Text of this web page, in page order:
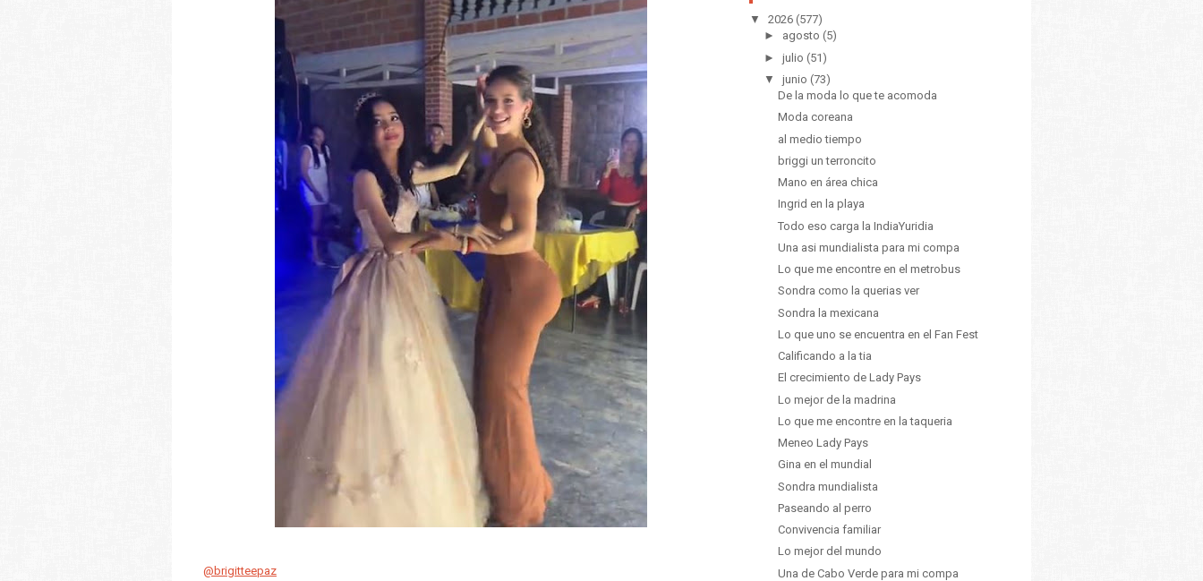
@brigitteepaz
▼ 2026 (577)
► agosto (5)
► julio (51)
▼
junio (73)
De la moda lo que te acomoda
Moda coreana
al medio tiempo
briggi un terroncito
Mano en área chica
Ingrid en la playa
Todo eso carga la IndiaYuridia
Una asi mundialista para mi compa
Lo que me encontre en el metrobus
Sondra como la querias ver
Sondra la mexicana
Lo que uno se encuentra en el Fan Fest
Calificando a la tia
El crecimiento de Lady Pays
Lo mejor de la madrina
Lo que me encontre en la taqueria
Meneo Lady Pays
Gina en el mundial
Sondra mundialista
Paseando al perro
Convivencia familiar
Lo mejor del mundo
Una de Cabo Verde para mi compa